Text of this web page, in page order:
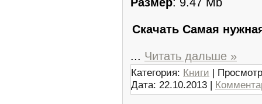
Скачать Самая
... Читать дальше »
Категория: Книги |
Дата: 22.10.2013 |